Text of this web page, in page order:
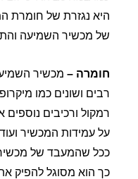
היא נגזרת של חומרת
של מכשיר השמיעה
חומרה – מכשיר
רבים ושונים כמו
רמקול ורכיבים
על עמידות המכשיר
ככל שהמעבד של
כך הוא מסוגל להפיק